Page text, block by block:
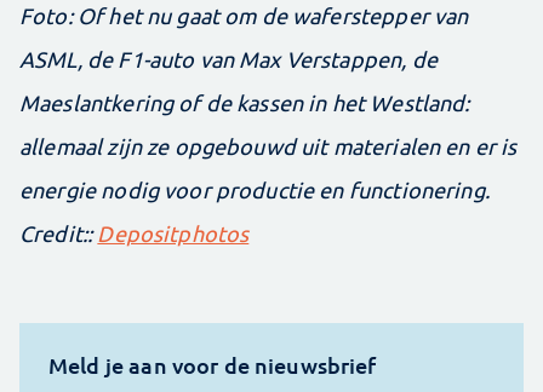
Foto: Of het nu gaat om de waferstepper van
ASML, de F1-auto van Max Verstappen, de
Maeslant­kering of de kassen in het Westland:
allemaal zijn ze opgebouwd uit materialen en er is
energie nodig voor productie en functionering.
Credit::Depositphotos
Meld je aan voor de nieuwsbrief